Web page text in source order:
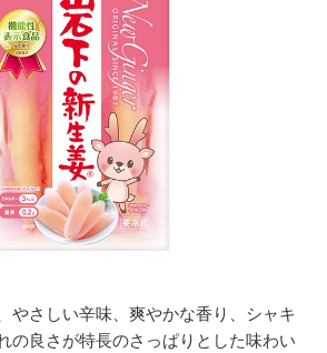
やさしい辛味、爽やかな香り、シャキ
の良さが特長のさっぱりとした味わい